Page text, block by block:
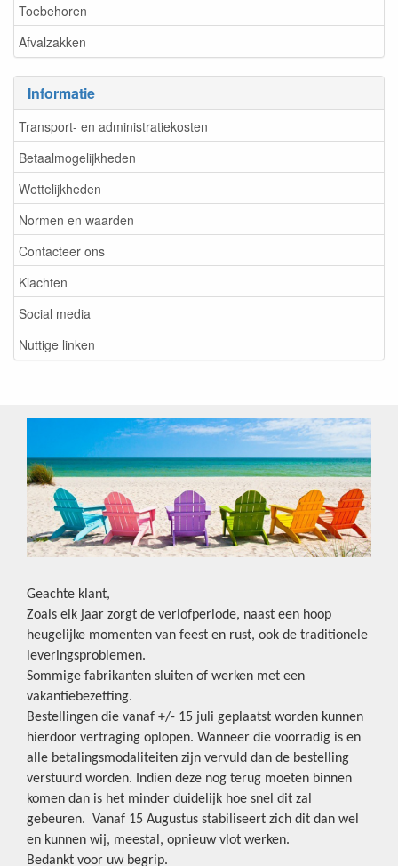
Toebehoren
Afvalzakken
Informatie
Transport- en administratiekosten
Betaalmogelijkheden
Wettelijkheden
Normen en waarden
Contacteer ons
Klachten
Social media
Nuttige linken
Geachte klant,
Zoals elk jaar zorgt de verlofperiode, naast een hoop
heugelijke momenten van feest en rust, ook de traditionele
leveringsproblemen.
Sommige fabrikanten sluiten of werken met een
vakantiebezetting.
Bestellingen die vanaf +/- 15 juli geplaatst worden kunnen
hierdoor vertraging oplopen. Wanneer die voorradig is en
alle betalingsmodaliteiten zijn vervuld dan de bestelling
verstuurd worden. Indien deze nog terug moeten binnen
komen dan is het minder duidelijk hoe snel dit zal
gebeuren. Vanaf 15 Augustus stabiliseert zich dit dan wel
en kunnen wij, meestal, opnieuw vlot werken.
Bedankt voor uw begrip.